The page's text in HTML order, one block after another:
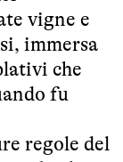
vigne e
immersa
che
fu
regole del